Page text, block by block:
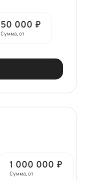
50 000 ₽
Сумма, от
1 000 000 ₽
Сумма, от